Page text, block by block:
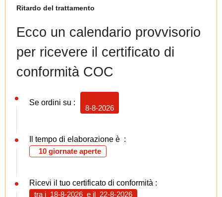
Ritardo del trattamento
Ecco un calendario provvisorio
per ricevere il certificato di
conformità COC
Se ordini su :
8-8-2026
Il tempo di elaborazione è :
10 giornate aperte
Ricevi il tuo certificato di conformità :
tra i 18-8-2026e il 22-8-2026